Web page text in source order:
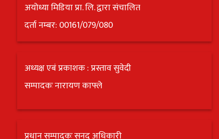
अयोध्या मिडिया प्रा. लि. द्वारा संचालित
दर्ता नम्बर: 00161/079/080
अध्यक्ष एबं प्रकाशक : प्रस्ताव सुवेदी
सम्पादकः नारायण काफ्ले